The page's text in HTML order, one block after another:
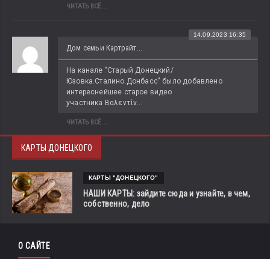
ЧИТАТЬ ВСЁ...
Дом семьи Картрайт...
14.09.2023 16:35
На канале "Старый Донецкий/
Юзовка.Сталино.Донбасс" было добавлено
интереснейшее старое видео
участника Βαλεντίν...
ЧИТАТЬ ВСЁ...
КАРТЫ ДОНЕЦКОГО
КАРТЫ "ДОНЕЦКОГО"
НАШИ КАРТЫ: зайдите сюда и узнайте, в чем,
собственно, дело
О САЙТЕ